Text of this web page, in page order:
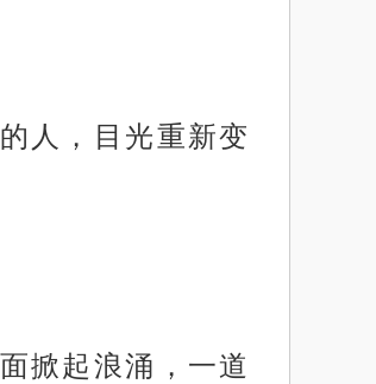
人，目光重新变
掀起浪涌，一道